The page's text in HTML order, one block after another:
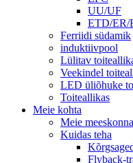
UU/UF
ETD/ER/
Ferriidi südamik
induktiivpool
Lülitav
Veekindel
LED üliõhuke
Toiteallikas
Meie kohta
Meie
Kuidas teha
Flyback-